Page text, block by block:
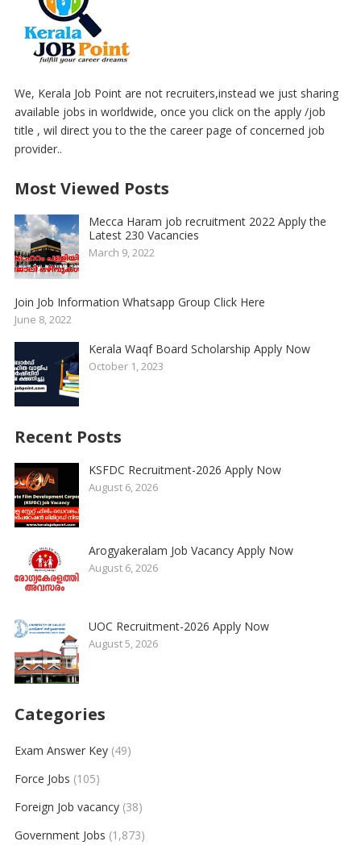
We, Kerala Job Point are not recruiters,instead we just sharing
available jobs in worldwide, once you click on the apply /job
title , wil direct you to the the career page of concerned job
provider..
Most Viewed Posts
Mecca Haram job recruitment 2022 Apply the
Latest 230 Vacancies
March 9, 2022
Join Job Information Whatsapp Group Click Here
June 8, 2022
Kerala Waqf Board Scholarship Apply Now
October 1, 2023
Recent Posts
KSFDC Recruitment-2026 Apply Now
August 6, 2026
Arogyakeralam Job Vacancy Apply Now
August 6, 2026
UOC Recruitment-2026 Apply Now
August 5, 2026
Categories
Exam Answer Key(49)
Force Jobs (105)
Foreign Job vacancy(38)
Government Jobs (1,873)